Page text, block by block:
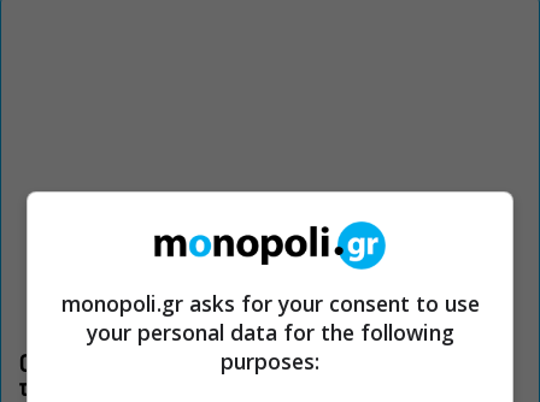
Οι «Τρωάδες» στην Επίδαυρο αλλάζουν την αντίληψη για
τον πολιτισμό
monopoli.gr asks for your consent to use
your personal data for the following
purposes: